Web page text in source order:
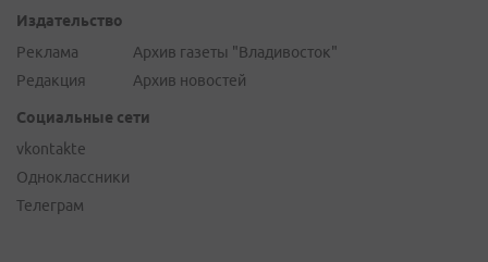
Издательство
Реклама
Редакция
Архив газеты "Владивосток"
Архив новостей
Социальные сети
vkontakte
Одноклассники
Телеграм